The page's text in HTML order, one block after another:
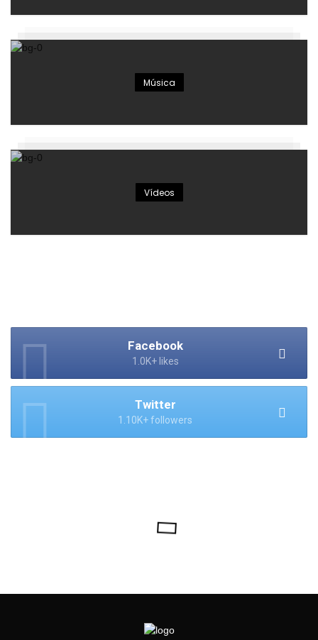
Música
Vídeos
Facebook
1.0K+ likes
Twitter
1.10K+ followers